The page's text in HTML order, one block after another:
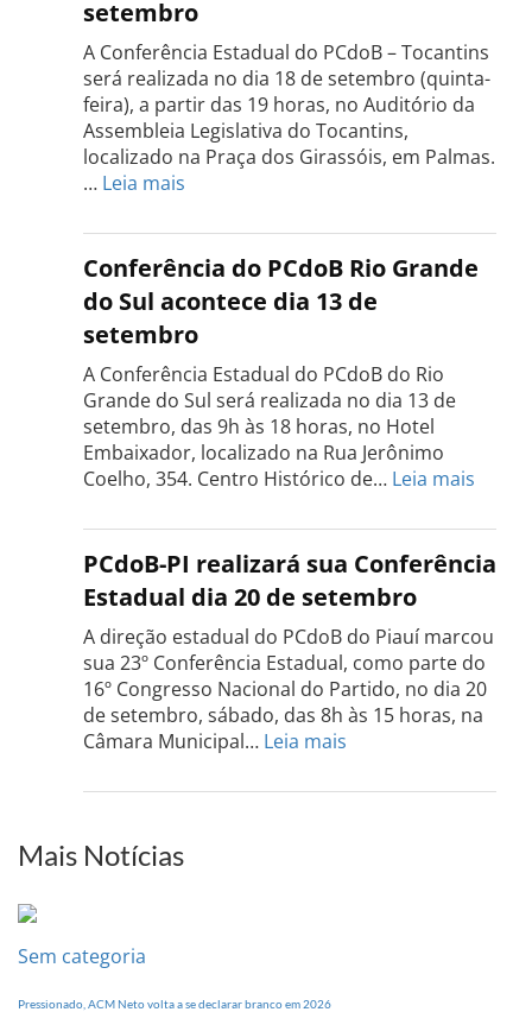
setembro
A Conferência Estadual do PCdoB – Tocantins
será realizada no dia 18 de setembro (quinta-
feira), a partir das 19 horas, no Auditório da
Assembleia Legislativa do Tocantins,
localizado na Praça dos Girassóis, em Palmas.
… Leia mais
Estadual
do
PCdoB
Tocantins
será
realizada
dia
18
de
setembro
Conferência do PCdoB Rio Grande
do Sul acontece dia 13 de
setembro
A Conferência Estadual do PCdoB do Rio
Grande do Sul será realizada no dia 13 de
setembro, das 9h às 18 horas, no Hotel
Embaixador, localizado na Rua Jerônimo
Coelho, 354. Centro Histórico de… Leia mais
do
PCdoB
Rio
do
Sul
dia
PCdoB-PI realizará sua Conferência
Estadual dia 20 de setembro
A direção estadual do PCdoB do Piauí marcou
sua 23º Conferência Estadual, como parte do
16º Congresso Nacional do Partido, no dia 20
de setembro, sábado, das 8h às 15 horas, na
Câmara Municipal… Leia mais
PI
Mais Notícias
Sem categoria
Pressionado, ACM Neto volta a se declarar branco em 2026